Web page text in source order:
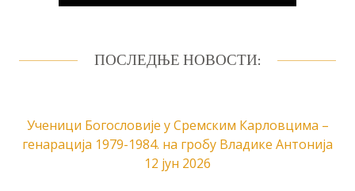
ПОСЛЕДЊЕ НОВОСТИ:
Ученици Богословије у Сремским Карловцима –
генарација 1979-1984. на гробу Владике Антонија
12 јун 2026